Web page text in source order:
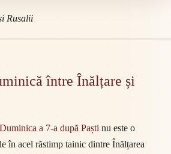
Rusalii
între Înălțare și
Duminica a 7-a după Paști nu este o
în acel răstimp tainic dintre Înălțarea